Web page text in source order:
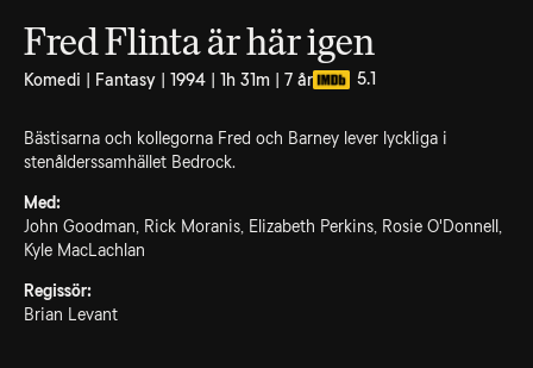
Fred Flinta är här igen
Komedi | Fantasy | 1994 | 1h 31m | 7 år 5.1
Bästisarna och kollegorna Fred och Barney lever lyckliga i
stenålderssamhället Bedrock.
Med:
John Goodman, Rick Moranis, Elizabeth Perkins, Rosie O'Donnell,
Kyle MacLachlan
Regissör:
Brian Levant